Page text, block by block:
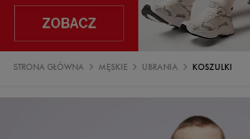
STRONA GŁÓWNA MĘSKIE UBRANIA KOSZULKI